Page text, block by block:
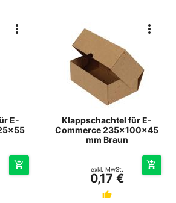
E-
Klappschachtel für E-
Commerce 235x100x45
mm Braun
exkl. MwSt.
0,17 €